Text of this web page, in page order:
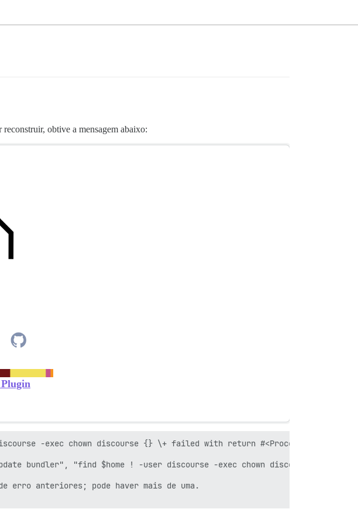
obtive a mensagem abaixo:
-exec chown discourse {} \+ failed with return #<Process::Status:
bundler", "find $home ! -user discourse -exec chown discourse {} \\+"]}
erro anteriores; pode haver mais de uma.